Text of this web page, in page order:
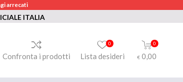
arrecati
ITALIA
Confronta i prodotti Lista desideri
0 0
€ 0,00